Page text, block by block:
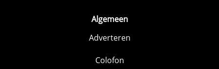
Algemeen
Adverteren
Colofon